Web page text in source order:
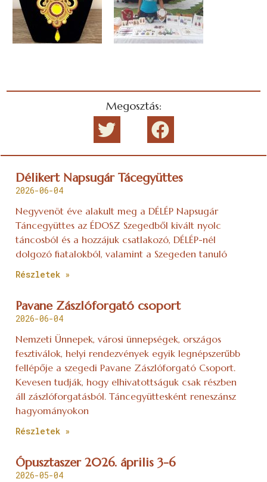
Megosztás:
Délikert Napsugár Tácegyüttes
2026-06-04
Negyvenöt éve alakult meg a DÉLÉP Napsugár
Táncegyüttes az ÉDOSZ Szegedből kivált nyolc
táncosból és a hozzájuk csatlakozó, DÉLÉP-nél
dolgozó fiatalokból, valamint a Szegeden tanuló
Részletek »
Pavane Zászlóforgató csoport
2026-06-04
Nemzeti Ünnepek, városi ünnepségek, országos
fesztiválok, helyi rendezvények egyik legnépszerűbb
fellépője a szegedi Pavane Zászlóforgató Csoport.
Kevesen tudják, hogy elhivatottságuk csak részben
áll zászlóforgatásból. Táncegyüttesként reneszánsz
hagyományokon
Részletek »
Ópusztaszer 2026. április 3-6
2026-05-04